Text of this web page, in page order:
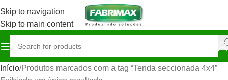
Skip to navigation
Skip to main content
Início Produtos marcados com a tag “Tenda seccionada 4x4”